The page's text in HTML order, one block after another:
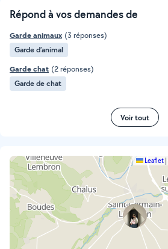
Répond à vos demandes de
Garde animaux (3 réponses)
Garde d’animal
Garde chat (2 réponses)
Garde de chat
Voir tout
Leaflet